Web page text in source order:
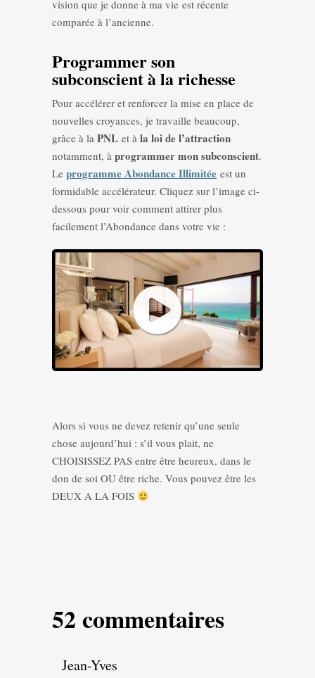
vision que je donne à ma vie est récente
comparée à l’ancienne.
Programmer son
subconscient à la richesse
Pour accélérer et renforcer la mise en place de
nouvelles croyances, je travaille beaucoup,
grâce à la PNL et à la loi de l’attraction
notamment, à programmer mon subconscient.
Le programme Abondance Illimitée est un
formidable accélérateur. Cliquez sur l’image ci-
dessous pour voir comment attirer plus
facilement l’Abondance dans votre vie :
Alors si vous ne devez retenir qu’une seule
chose aujourd’hui : s’il vous plait, ne
CHOISISSEZ PAS entre être heureux, dans le
don de soi OU être riche. Vous pouvez être les
DEUX A LA FOIS
52 commentaires
Jean-Yves